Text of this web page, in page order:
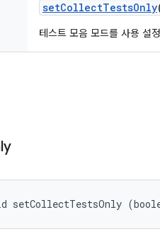
setCollectTestsOnly
테스트 모음 모드를 사용 설
setCollectTestsOnly